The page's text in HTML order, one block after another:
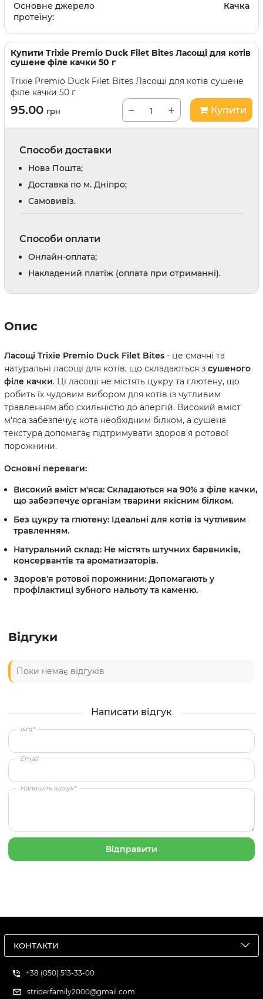
Основне джерело
протеїну:
Качка
Купити Trixie Premio Duck Filet Bites Ласощі для котів
сушене філе качки 50 г
Trixie Premio Duck Filet Bites Ласощі для котів сушене
філе качки 50 г
95.00 грн − + Купити
Способи доставки
Нова Пошта;
Доставка по м. Дніпро;
Cамовивіз.
Способи оплати
Онлайн-оплата;
Накладений платіж (оплата при отриманні).
Опис
Ласощі Trixie Premio Duck Filet Bites - це смачні та
натуральні ласощі для котів, що складаються з сушеного
філе качки. Ці ласощі не містять цукру та глютену, що
робить їх чудовим вибором для котів із чутливим
травленням або схильністю до алергій. Високий вміст
м'яса забезпечує кота необхідним білком, а сушена
текстура допомагає підтримувати здоров'я ротової
порожнини.
Основні переваги:
Високий вміст м'яса: Складаються на 90% з філе качки,
що забезпечує організм тварини якісним білком.
Без цукру та глютену: Ідеальні для котів із чутливим
травленням.
Натуральний склад: Не містять штучних барвників,
консервантів та ароматизаторів.
Здоров'я ротової порожнини: Допомагають у
профілактиці зубного нальоту та каменю.
Відгуки
Поки немає відгуків
Написати відгук
Ім'я*
Email
Напишіть відгук*
КОНТАКТИ
+38 (050) 513-33-00
striderfamily2000@gmail.com